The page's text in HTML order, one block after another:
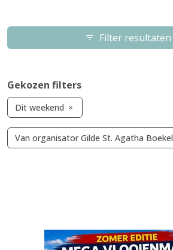
Filter resultaten
Gekozen filters
Dit weekend
Van organisator Gilde St. Agatha Boekel